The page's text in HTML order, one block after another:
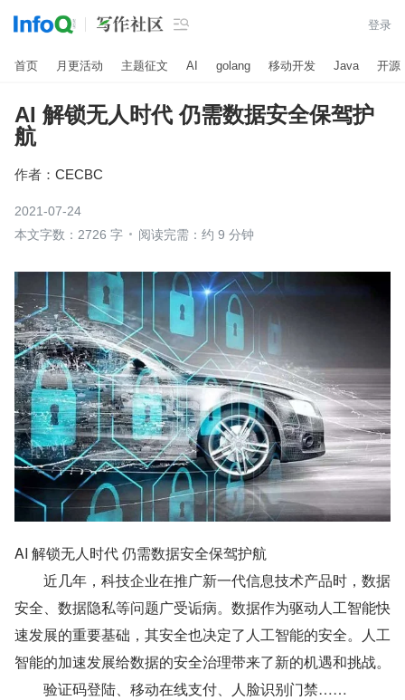
 登录
首页 月更活动 主题征文 AI golang 移动开发 Java 开源
AI 解锁无人时代 仍需数据安全保驾护
航
作者： CECBC
2021-07-24
本文字数：2726 字
阅读完需：约 9 分钟
AI 解锁无人时代 仍需数据安全保驾护航
近几年，科技企业在推广新一代信息技术产品时，数据
安全、数据隐私等问题广受诟病。数据作为驱动人工智能快
速发展的重要基础，其安全也决定了人工智能的安全。人工
智能的加速发展给数据的安全治理带来了新的机遇和挑战。
验证码登陆、移动在线支付、人脸识别门禁……